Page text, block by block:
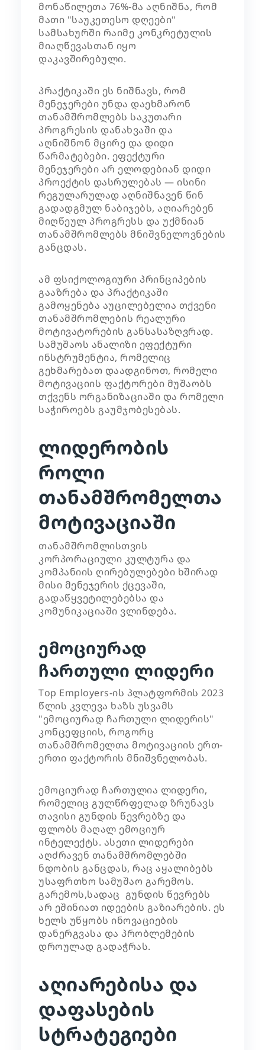
მონაწილეთა 76%-მა აღნიშნა, რომ
მათი "საუკეთესო დღეები"
სამსახურში რაიმე კონკრეტულის
მიაღწევასთან იყო
დაკავშირებული.
პრაქტიკაში ეს ნიშნავს, რომ
მენეჯერები უნდა დაეხმარონ
თანამშრომლებს საკუთარი
პროგრესის დანახვაში და
აღნიშნონ მცირე და დიდი
წარმატებები. ეფექტური
მენეჯერები არ ელოდებიან დიდი
პროექტის დასრულებას — ისინი
რეგულარულად აღნიშნავენ წინ
გადადგმულ ნაბიჯებს, აღიარებენ
მიღწეულ პროგრესს და უქმნიან
თანამშრომლებს მნიშვნელოვნების
განცდას.
ამ ფსიქოლოგიური პრინციპების
გააზრება და პრაქტიკაში
გამოყენება აუცილებელია თქვენი
თანამშრომლების რეალური
მოტივატორების განსასაზღვრად.
სამუშაოს ანალიზი ეფექტური
ინსტრუმენტია, რომელიც
გეხმარებათ დაადგინოთ, რომელი
მოტივაციის ფაქტორები მუშაობს
თქვენს ორგანიზაციაში და რომელი
საჭიროებს გაუმჯობესებას.
ლიდერობის
როლი
თანამშრომელთა
მოტივაციაში
თანამშრომლისთვის
კორპორაციული კულტურა და
კომპანიის ღირებულებები ხშირად
მისი მენეჯერის ქცევაში,
გადაწყვეტილებებსა და
კომუნიკაციაში ვლინდება.
ემოციურად
ჩართული ლიდერი
Top Employers-ის პლატფორმის 2023
წლის კვლევა ხაზს უსვამს
"ემოციურად ჩართული ლიდერის"
კონცეფციის, როგორც
თანამშრომელთა მოტივაციის ერთ-
ერთი ფაქტორის მნიშვნელობას.
ემოციურად ჩართულია ლიდერი,
რომელიც გულწრფელად ზრუნავს
თავისი გუნდის წევრებზე და
ფლობს მაღალ ემოციურ
ინტელექტს. ასეთი ლიდერები
აღძრავენ თანამშრომლებში
ნდობის განცდას, რაც აყალიბებს
უსაფრთხო სამუშაო გარემოს.
გარემოს,სადაც გუნდის წევრებს
არ ეშინიათ იდეების გაზიარების. ეს
ხელს უწყობს ინოვაციების
დანერგვასა და პრობლემების
დროულად გადაჭრას.
აღიარებისა და
დაფასების
სტრატეგიები